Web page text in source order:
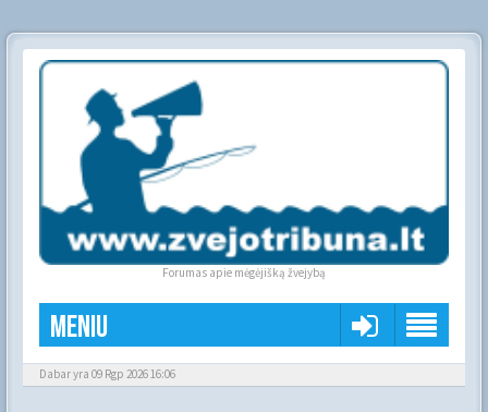
Forumas apie mėgėjišką žvejybą
Meniu
Dabar yra 09 Rgp 2026 16:06